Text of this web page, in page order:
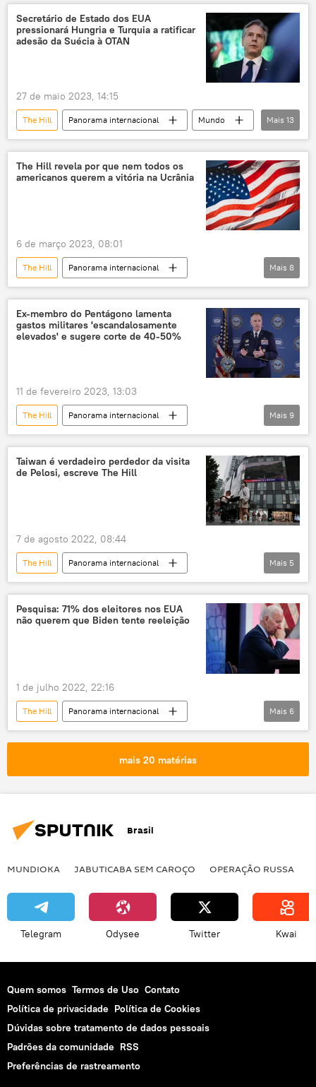
Mike Johnson
Estados Unidos
Partido Republicano
Casa Branca
Secretário de Estado dos EUA
pressionará Hungria e Turquia a ratificar
adesão da Suécia à OTAN
27 de maio 2023, 14:15
The Hill Panorama internacional
Mundo
EUA
Suécia
Turquia
OTAN
Departamento de Estado dos EUA
Antony Blinken
Noruega
Oslo
Kemal Kilicdaroglu
Mais 13
The Hill revela por que nem todos os
americanos querem a vitória na Ucrânia
6 de março 2023, 08:01
The Hill
Panorama internacional
Estados Unidos
Ucrânia
tensão militar
tensão na Ucrânia
Forças Armadas da Ucrânia
Rússia
Mais 8
Ex-membro do Pentágono lamenta
gastos militares 'escandalosamente
elevados' e sugere corte de 40-50%
11 de fevereiro 2023, 13:03
The Hill
Panorama internacional
Américas
China
EUA
Pentágono
CBS
CBS News
Afeganistão
Iraque
Mais 9
Taiwan é verdadeiro perdedor da visita
de Pelosi, escreve The Hill
7 de agosto 2022, 08:44
The Hill
Panorama internacional
Ásia e Oceania
Taiwan
EUA
Nancy Pelosi
China
Mais 5
Pesquisa: 71% dos eleitores nos EUA
não querem que Biden tente reeleição
1 de julho 2022, 22:16
The Hill
Panorama internacional
Joe Biden
Capitólio
Donald Trump
Casa Branca
COVID-19
Mais 6
mais 20 matérias
Brasil
MUNDIOKA JABUTICABA SEM CAROÇO OPERAÇÃO RUSSA
Telegram Odysee Twitter Kwai
Quem somos Termos de Uso Contato
Política de privacidade Política de Cookies
Dúvidas sobre tratamento de dados pessoais
Padrões da comunidade RSS
Preferências de rastreamento